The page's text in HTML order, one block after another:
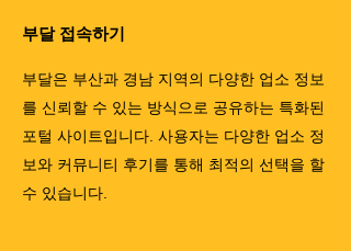
부달 접속하기
부달은 부산과 경남 지역의 다양한 업소 정보
를 신뢰할 수 있는 방식으로 공유하는 특화된
포털 사이트입니다. 사용자는 다양한 업소 정
보와 커뮤니티 후기를 통해 최적의 선택을 할
수 있습니다.